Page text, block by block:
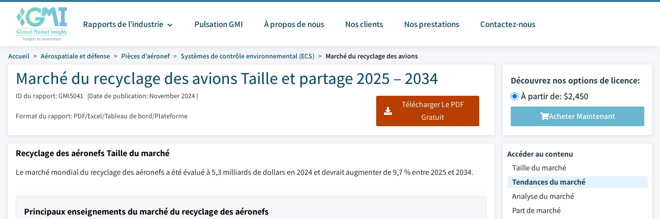
Rapports de l'industrie Pulsation GMI À propos de nous Nos clients Nos prestations Contactez-nous
Accueil Aérospatiale et défense Pièces d’aéronef Systèmes de contrôle environnemental (ECS) Marché du recyclage des avions
Marché du recyclage des avions Taille et partage 2025 – 2034
ID du rapport: GMI5041 |Date de publication: November 2024 |
Format du rapport: PDF/Excel/Tableau de bord/Plateforme
Télécharger Le PDF
Gratuit
Découvrez nos options de licence:
À partir de: $2,450
Acheter Maintenant
Recyclage des aéronefs Taille du marché
Le marché mondial du recyclage des aéronefs a été évalué à 5,3 milliards de dollars en 2024 et devrait augmenter de 9,7 % entre 2025 et 2034.
Principaux enseignements du marché du recyclage des aéronefs
Accéder au contenu
Taille du marché
Tendances du marché
Analyse du marché
Part de marché